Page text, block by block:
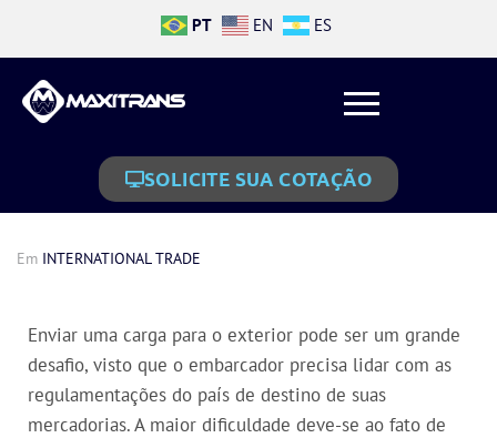
PT EN ES
SOLICITE SUA COTAÇÃO
Em INTERNATIONAL TRADE
Enviar uma carga para o exterior pode ser um grande
desafio, visto que o embarcador precisa lidar com as
regulamentações do país de destino de suas
mercadorias. A maior dificuldade deve-se ao fato de